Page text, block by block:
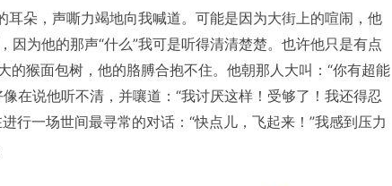
耳朵，声嘶力竭地向我喊道。可能是因为大街上的喧闹，他
因为他的那声“什么”我可是听得清清楚楚。也许他只是有点
的猴面包树，他的胳膊合抱不住。他朝那人大叫：“你有超能
在说他听不清，并嚷道：“我讨厌这样！受够了！我还得忍
行一场世间最寻常的对话：“快点儿，飞起来！”我感到压力